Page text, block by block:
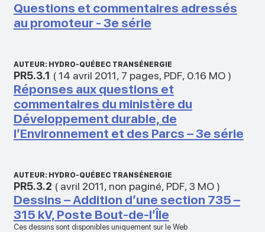
Questions et commentaires adressés
au promoteur - 3e série
AUTEUR: HYDRO-QUÉBEC TRANSÉNERGIE
PR5.3.1 (14 avril 2011, 7 pages, PDF, 0.16 MO)
Réponses aux questions et
commentaires du ministère du
Développement durable, de
l’Environnement et des Parcs – 3e série
AUTEUR: HYDRO-QUÉBEC TRANSÉNERGIE
PR5.3.2 ( avril 2011, non paginé, PDF, 3 MO)
Dessins – Addition d’une section 735 –
315 kV, Poste Bout-de-l’Île
Ces dessins sont disponibles uniquement sur le Web